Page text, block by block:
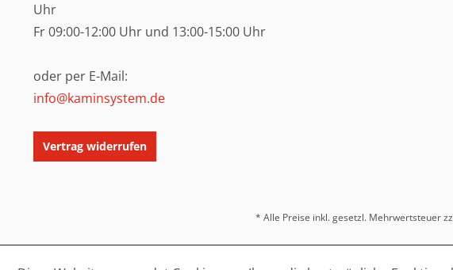
Uhr
Fr 09:00-12:00 Uhr und 13:00-15:00 Uhr
oder per E-Mail:
info@kaminsystem.de
Vertrag widerrufen
* Alle Preise inkl. gesetzl. Mehrwertsteuer